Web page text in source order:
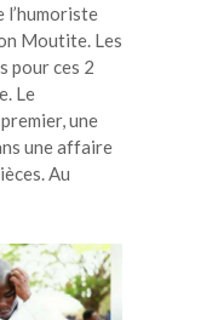
l’humoriste
Moutite. Les
pour ces 2
Le
une
une affaire
Au